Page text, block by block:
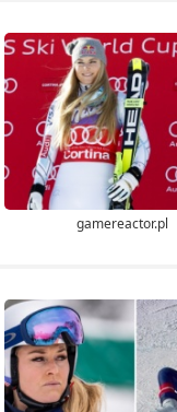
gamereactor.pl